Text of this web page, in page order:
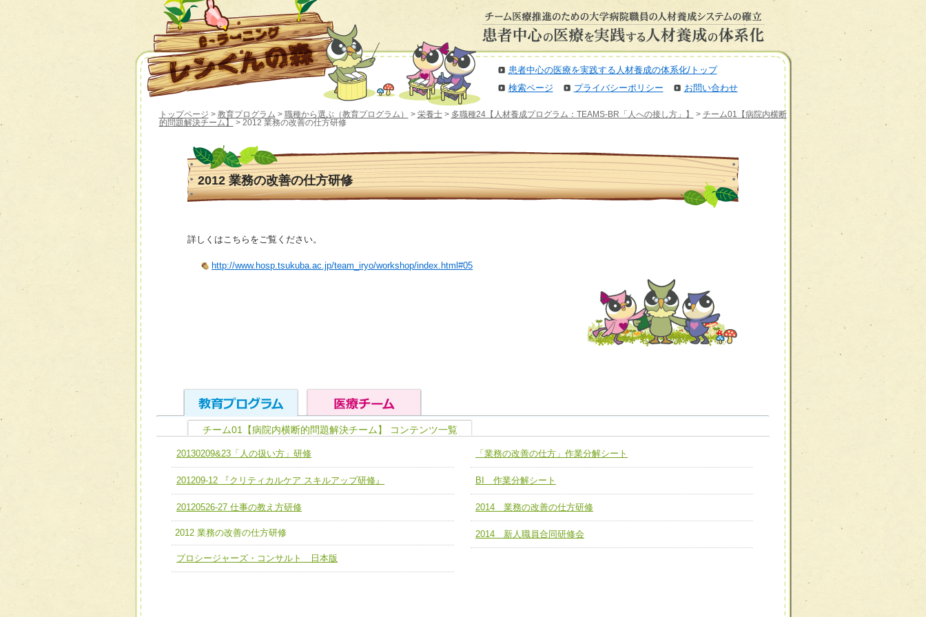
患者中心の医療を実践する人材養成の体系化/トップ
検索ページ
プライバシーポリシー お問い合わせ
トップページ > 教育プログラム > 職種から選ぶ（教育プログラム） > 栄養士> 多職種24【人材養成プログラム：TEAMS-BR「人への接し方」】 > チーム01【病院内横断
的問題解決チーム】
> 2012 業務の改善の仕方研修
2012 業務の改善の仕方研修
詳しくはこちらをご覧ください。
http://www.hosp.tsukuba.ac.jp/team_iryo/workshop/index.html#05
ユニット１ 医療人としての基礎能力
全人的医療を実践する医療人として、必要な基礎能力を身につ
ける
ユニット２ チーム医療構成力
必要に応じて柔軟に医療チームを組織し、強調できる
ユニット３ 多職種連携力
他職種の視点とスキルを学び、相互理解と連携を深める
ユニット４ 専門能力拡大・向上
各職種のスキルを拡大・向上させ、新たな可能性を広げる
人材養成のためのマネジメントおよび効果的な指導ができる
チーム01【病院内横断的問題解決チーム】
チーム02【地域医療連携推進による高度医療を必要とする在
宅患者等支援チーム】
チーム03【癌患者服薬サポートチーム】
チーム04【口腔ケアチーム】
チーム14【苦情・クレーム・暴力対応支援チーム】
チーム15【人材養成エキスパートチーム】
チーム01【病院内横断的問題解決チーム】 コンテンツ一覧
20130209&23「人の扱い方」研修
201209-12 『クリティカルケア スキルアップ研修』
20120526-27 仕事の教え方研修
2012 業務の改善の仕方研修
プロシージャーズ・コンサルト 日本版
「業務の改善の仕方」作業分解シート
BI 作業分解シート
2014 業務の改善の仕方研修
2014 新人職員合同研修会